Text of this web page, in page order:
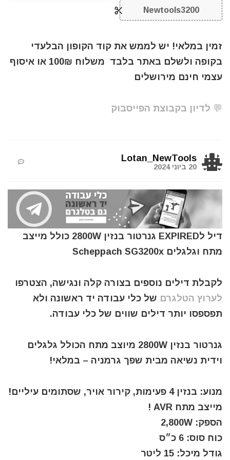
Newtools3200
זמין במלאי! יש לממש את קוד הקופון הבלעדי
בקופה ולשלם באתר בלבד משלוח 100₪ או איסוף
עצמי חינם מירושלים
💬 לדיון בקבוצת הפייסבוק
Lotan_NewTools
20 ביוני 2024
דיל לEXPIRED גנרטור בנזין 2800W כולל מייצב
מתח וגלגלים Scheppach SG3200x
לקבלת דילים נוספים בצורה קלה ונגישה, הצטרפו
לערוץ הטלגרם של כלי עבודה יד ראשונה ולא
תפספסו יותר דילים שווים של כלי עבודה.
גנרטור בנזין 2800W מיוצב מתח הכולל גלגלים
וידית נשיאה מבית שפך גרמניה – במלאי!
מנוע: בנזין 4 פעימות, קירור אויר, שסתומים עיליים!
מייצב מתח AVR !
הספק: 2,800W
כוח סוס: 6 כ״ס
גודל מיכל: 15 ליטר